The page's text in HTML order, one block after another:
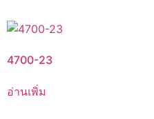
4700-23
อ่านเพิ่ม